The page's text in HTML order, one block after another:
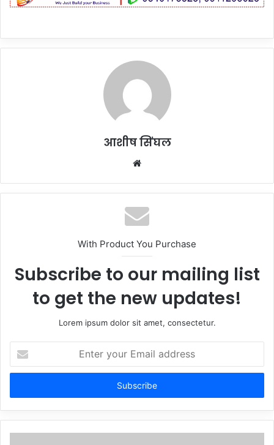
आशीष सिंघल
Website
With Product You Purchase
Subscribe to our mailing list
to get the new updates!
Lorem ipsum dolor sit amet, consectetur.
your
Email